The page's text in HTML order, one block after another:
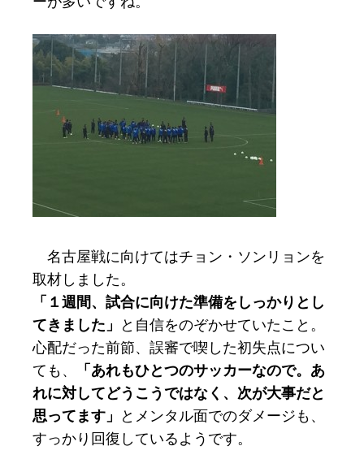
名古屋戦に向けてはチョン・ソンリョンを
取材しました。
「１週間、試合に向けた準備をしっかりとし
てきました」 と自信をのぞかせていたこと。
心配だった前節、誤審で喫した初失点につい
ても、
「あれもひとつのサッカーなので。あ
れに対してどうこうではなく、次が大事だと
思ってます」 とメンタル面でのダメージも、
すっかり回復しているようです。